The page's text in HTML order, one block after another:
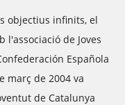
objectius infinits, el
l'associació de Joves
Española
març de 2004 va
de Catalunya